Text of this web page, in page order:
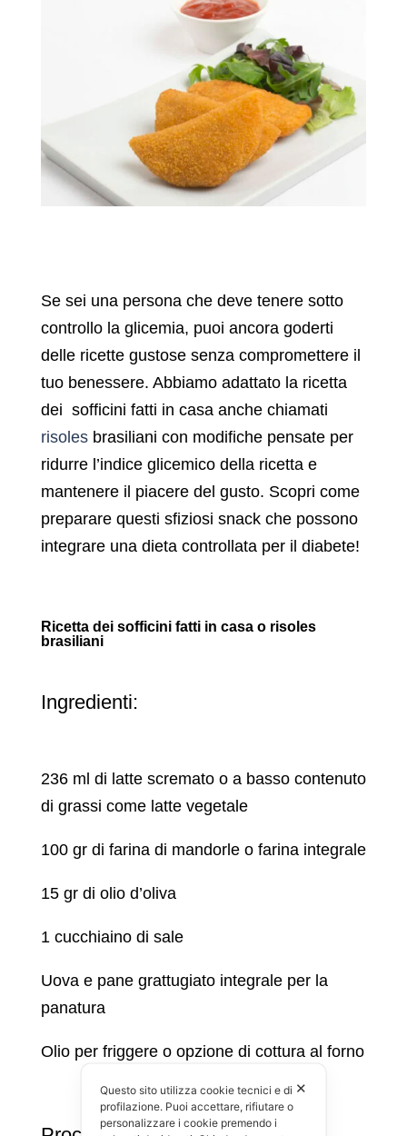
Se sei una persona che deve tenere sotto
controllo la glicemia, puoi ancora goderti
delle ricette gustose senza compromettere il
tuo benessere. Abbiamo adattato la ricetta
dei sofficini fatti in casa anche chiamati
risolesbrasiliani con modifiche pensate per
ridurre l’indice glicemico della ricetta e
mantenere il piacere del gusto. Scopri come
preparare questi sfiziosi snack che possono
integrare una dieta controllata per il diabete!
Ricetta dei sofficini fatti in casa o risoles
brasiliani
Ingredienti:
236 ml di latte scremato o a basso contenuto
di grassi come latte vegetale
100 gr di farina di mandorle o farina integrale
15 gr di olio d’oliva
1 cucchiaino di sale
Uova e pane grattugiato integrale per la
panatura
Olio per friggere o opzione di cottura al forno
✕
Questo sito utilizza cookie tecnici e di
profilazione. Puoi accettare, rifiutare o
personalizzare i cookie premendo i